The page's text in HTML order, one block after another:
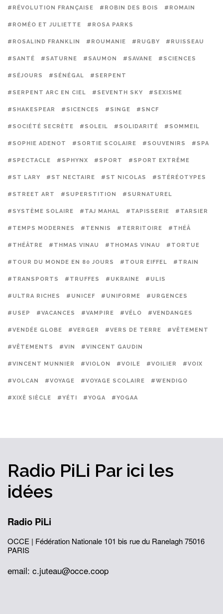
#RÉVOLUTION FRANÇAISE #ROBIN DES BOIS #ROMAIN
#ROMÉO ET JULIETTE #ROSA PARKS
#ROSALIND FRANKLIN #ROUMANIE #RUGBY #RUISSEAU
#SANTÉ #SATURNE #SAUMON #SAVANE #SCIENCES
#SÉJOURS #SÉNÉGAL #SERPENT
#SERPENT ARC EN CIEL #SEVENTH SKY #SEXISME
#SHAKESPEAR #SICENCES #SINGE #SNCF
#SOCIÉTÉ SECRÈTE #SOLEIL #SOLIDARITÉ #SOMMEIL
#SOPHIE ADENOT #SORTIE SCOLAIRE #SOUVENIRS #SPA
#SPECTACLE #SPHYNX #SPORT #SPORT EXTRÊME
#ST LARY #ST NECTAIRE #ST NICOLAS #STÉRÉOTYPES
#STREET ART #SUPERSTITION #SURNATUREL
#SYSTÈME SOLAIRE #TAJ MAHAL #TAPISSERIE #TARSIER
#TEMPS MODERNES #TENNIS #TERRITOIRE #THÉÂ
#THÉÂTRE #THMAS VINAU #THOMAS VINAU #TORTUE
#TOUR DU MONDE EN 80 JOURS #TOUR EIFFEL #TRAIN
#TRANSPORTS #TRUFFES #UKRAINE #ULIS
#ULTRA RICHES #UNICEF #UNIFORME #URGENCES
#USEP #VACANCES #VAMPIRE #VÉLO #VENDANGES
#VENDÉE GLOBE #VERGER #VERS DE TERRE #VÊTEMENT
#VÊTEMENTS #VIN #VINCENT GAUDIN
#VINCENT MUNNIER #VIOLON #VOILE #VOILIER #VOIX
#VOLCAN #VOYAGE #VOYAGE SCOLAIRE #WENDIGO
#XIXÈ SIÈCLE #YÉTI #YOGA #YOGAA
Radio PiLi Par ici les
idées
Radio PiLi
OCCE | Fédération Nationale 101 bis rue du Ranelagh75016
PARIS
email: c.juteau@occe.coop